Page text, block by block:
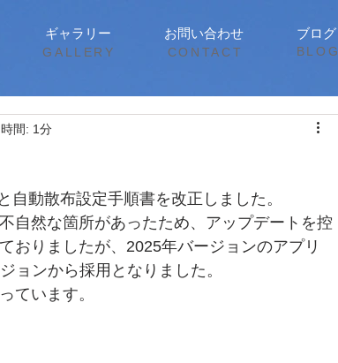
ギャラリー お問い合わせ ブログ
​GALLERY CONTACT ​BLOG
間: 1分
動散布設定手順書を改正しました。
自然な箇所があったため、アップデートを控
おりましたが、2025年バージョンのアプリ
ョンから採用となりました。
ています。